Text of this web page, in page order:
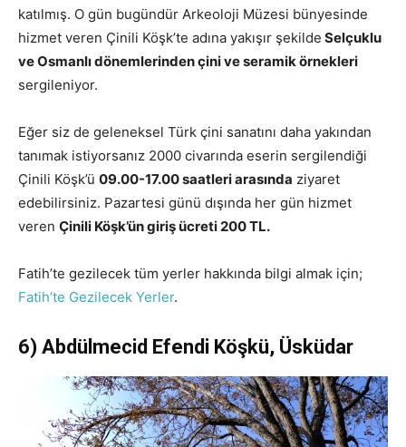
katılmış. O gün bugündür Arkeoloji Müzesi bünyesinde
hizmet veren Çinili Köşk’te adına yakışır şekilde Selçuklu
ve Osmanlı dönemlerinden çini ve seramik örnekleri
sergileniyor.
Eğer siz de geleneksel Türk çini sanatını daha yakından
tanımak istiyorsanız 2000 civarında eserin sergilendiği
Çinili Köşk’ü 09.00-17.00 saatleri arasında ziyaret
edebilirsiniz. Pazartesi günü dışında her gün hizmet
veren Çinili Köşk’ün giriş ücreti 200 TL.
Fatih’te gezilecek tüm yerler hakkında bilgi almak için;
Fatih’te Gezilecek Yerler.
6) Abdülmecid Efendi Köşkü, Üsküdar